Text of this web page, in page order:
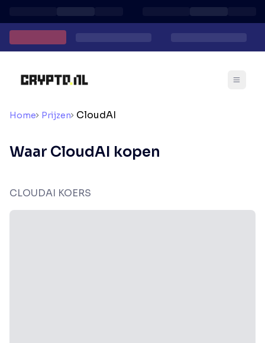
Home Prijzen CloudAI
Waar CloudAI kopen
CLOUDAI KOERS